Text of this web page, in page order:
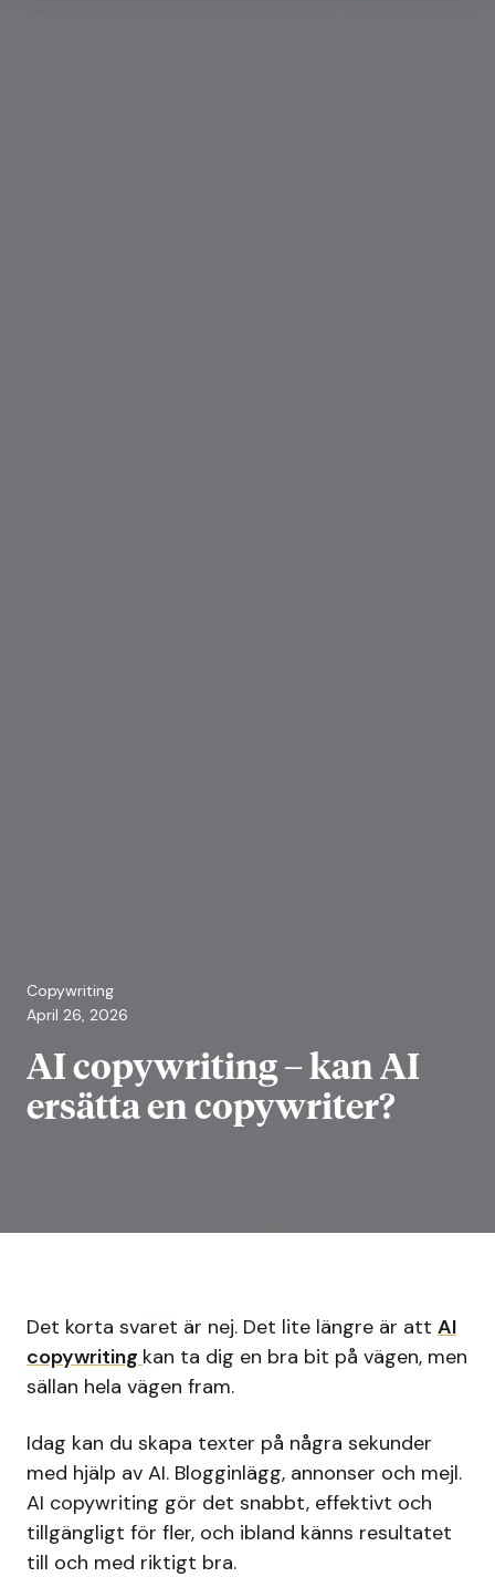
Copywriting
April 26, 2026
AI copywriting – kan AI
ersätta en copywriter?
Det korta svaret är nej. Det lite längre är att AI
copywriting kan ta dig en bra bit på vägen, men
sällan hela vägen fram.
Idag kan du skapa texter på några sekunder
med hjälp av AI. Blogginlägg, annonser och mejl.
AI copywriting gör det snabbt, effektivt och
tillgängligt för fler, och ibland känns resultatet
till och med riktigt bra.